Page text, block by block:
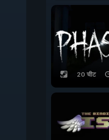
20 चीट